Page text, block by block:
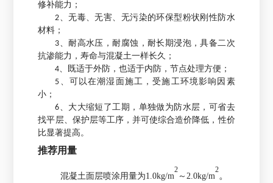
修补能力；
2、无毒、无害、无污染的环保型粉状刚性防水
材料；
3、耐高水压，耐腐蚀，耐长期浸泡，具备二次
抗渗能力，寿命与混凝土一样长久；
4、既适于外防，也适于内防，节点处理方便；
5、可以在潮湿面施工，受施工环境影响因素
小；
6、大大缩短了工期，单独做为防水层，可省去
找平层、保护层等工序，并可使综合造价降低，性价
比显著提高。
推荐用量
混凝土面层喷涂用量为1.0kg/m
2
～2.0kg/m
2
。